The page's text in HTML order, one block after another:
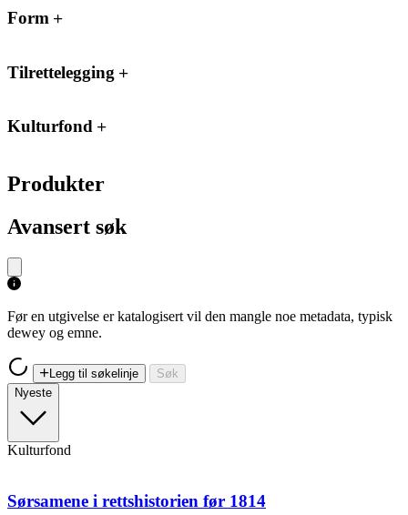
Form
Tilrettelegging
Kulturfond
Produkter
Avansert søk
Før en utgivelse er katalogisert vil den mangle noe metadata, typisk
dewey og emne.
Legg til søkelinje
Søk
Nyeste
Kulturfond
Sørsamene i rettshistorien før 1814